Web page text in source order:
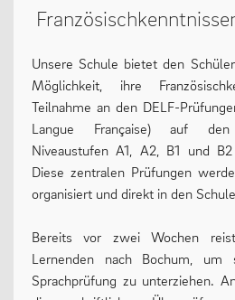
LEBEN
13plus Nachmittagsangebot
Austausche und Fahrten
Europa
Berufliche Orientierung
Beratung
Menschen und Werke des Monats
Unsere Schule bietet den
Möglichkeit, ihre
Teilnahme an den DELF-
Langue Française) auf
Niveaustufen A1, A2, B1 und
Diese zentralen Prüfungen
organisiert und direkt in den
Bereits vor zwei Wochen
Lernenden nach Bochum, um
Sprachprüfung zu unterziehen.